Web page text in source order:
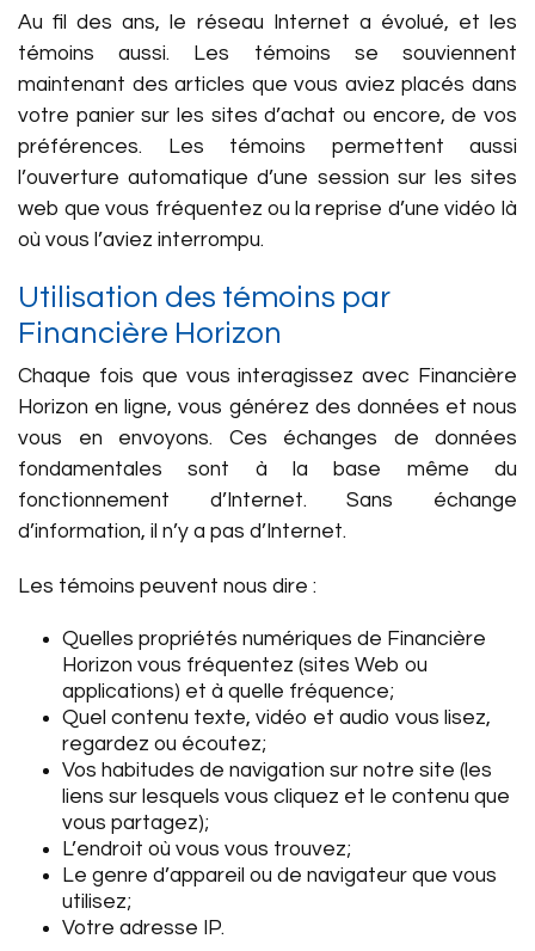
Au fil des ans, le réseau Internet a évolué, et les
témoins aussi. Les témoins se souviennent
maintenant des articles que vous aviez placés dans
votre panier sur les sites d’achat ou encore, de vos
préférences. Les témoins permettent aussi
l’ouverture automatique d’une session sur les sites
web que vous fréquentez ou la reprise d’une vidéo là
où vous l’aviez interrompu.
Utilisation des témoins par
Financière Horizon
Chaque fois que vous interagissez avec Financière
Horizon en ligne, vous générez des données et nous
vous en envoyons. Ces échanges de données
fondamentales sont à la base même du
fonctionnement d’Internet. Sans échange
d’information, il n’y a pas d’Internet.
Les témoins peuvent nous dire :
Quelles propriétés numériques de Financière
Horizon vous fréquentez (sites Web ou
applications) et à quelle fréquence;
Quel contenu texte, vidéo et audio vous lisez,
regardez ou écoutez;
Vos habitudes de navigation sur notre site (les
liens sur lesquels vous cliquez et le contenu que
vous partagez);
L’endroit où vous vous trouvez;
Le genre d’appareil ou de navigateur que vous
utilisez;
Votre adresse IP.